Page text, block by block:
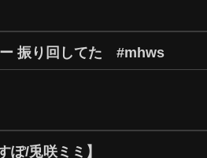
ー 振り回してた #mhws
ぽ/兎咲ミミ】